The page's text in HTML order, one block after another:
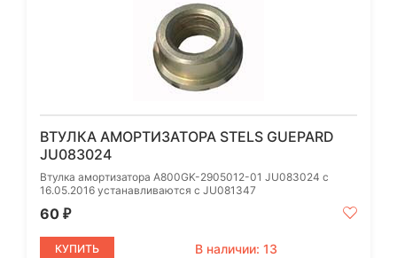
ВТУЛКА АМОРТИЗАТОРА STELS GUEPARD
JU083024
Втулка амортизатора A800GK-2905012-01 JU083024 с
16.05.2016 устанавливаются с JU081347
60 ₽
КУПИТЬ В наличии: 13